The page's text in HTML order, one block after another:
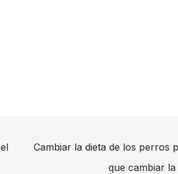
Cambiar la dieta de los perros
que cambiar